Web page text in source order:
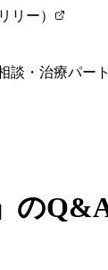
リー）
談・治療パー
の